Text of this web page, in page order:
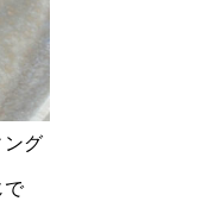
ング
で